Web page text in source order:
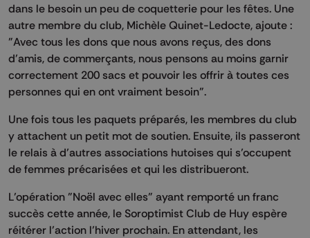
dans le besoin un peu de coquetterie pour les fêtes. Une
autre membre du club, Michèle Quinet-Ledocte, ajoute :
"Avec tous les dons que nous avons reçus, des dons
d’amis, de commerçants, nous pensons au moins garnir
correctement 200 sacs et pouvoir les offrir à toutes ces
personnes qui en ont vraiment besoin".
Une fois tous les paquets préparés, les membres du club
y attachent un petit mot de soutien. Ensuite, ils passeront
le relais à d’autres associations hutoises qui s’occupent
de femmes précarisées et qui les distribueront.
L’opération "Noël avec elles" ayant remporté un franc
succès cette année, le Soroptimist Club de Huy espère
réitérer l’action l’hiver prochain. En attendant, les